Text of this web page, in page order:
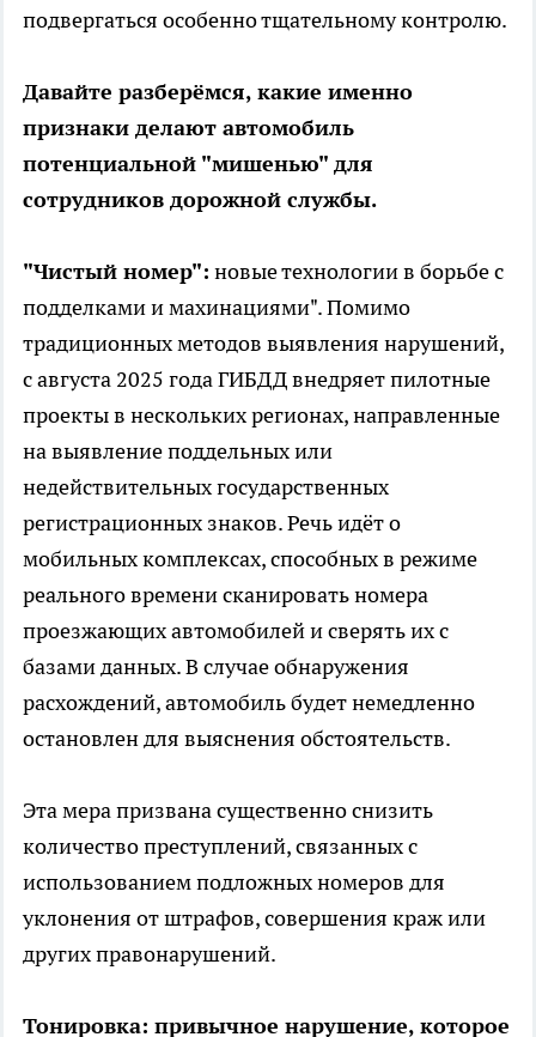
подвергаться особенно тщательному контролю.
Давайте разберёмся, какие именно
признаки делают автомобиль
потенциальной "мишенью" для
сотрудников дорожной службы.
"Чистый номер": новые технологии в борьбе с
подделками и махинациями". Помимо
традиционных методов выявления нарушений,
с августа 2025 года ГИБДД внедряет пилотные
проекты в нескольких регионах, направленные
на выявление поддельных или
недействительных государственных
регистрационных знаков. Речь идёт о
мобильных комплексах, способных в режиме
реального времени сканировать номера
проезжающих автомобилей и сверять их с
базами данных. В случае обнаружения
расхождений, автомобиль будет немедленно
остановлен для выяснения обстоятельств.
Эта мера призвана существенно снизить
количество преступлений, связанных с
использованием подложных номеров для
уклонения от штрафов, совершения краж или
других правонарушений.
Тонировка: привычное нарушение, которое